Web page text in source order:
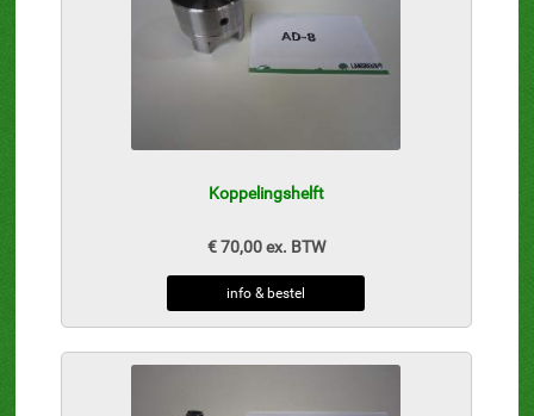
Koppelingshelft
€ 70,00 ex. BTW
info & bestel